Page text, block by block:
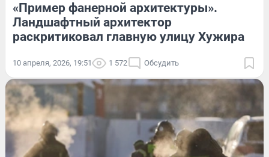
«Пример фанерной архитектуры».
Ландшафтный архитектор
раскритиковал главную улицу Хужира
10 апреля, 2026, 19:51 1 572 Обсудить